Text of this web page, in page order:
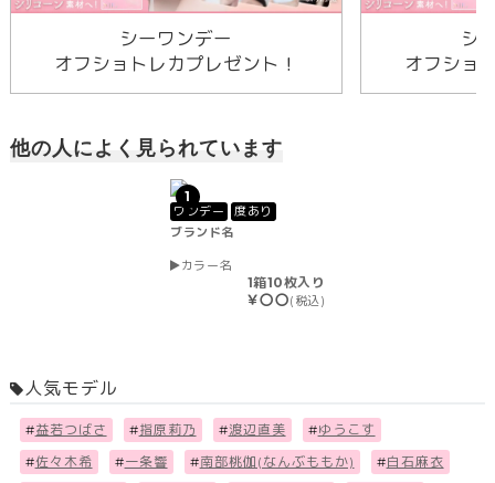
シーワンデー
オフショトレカプレゼント！
シ
オフショ
他の人によく見られています
1
ワンデー
度あり
ブランド名
カラー名
1箱10枚入り
￥〇〇(税込)
人気モデル
#益若つばさ #指原莉乃 #渡辺直美 #ゆうこす
#佐々木希 #一条響 #南部桃伽(なんぶももか) #白石麻衣